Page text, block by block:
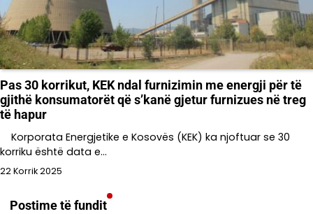
Pas 30 korrikut, KEK ndal furnizimin me energji për të
gjithë konsumatorët që s’kanë gjetur furnizues në treg
të hapur
Korporata Energjetike e Kosovës (KEK) ka njoftuar se 30
korriku është data e…
22 Korrik 2025
Postime të fundit